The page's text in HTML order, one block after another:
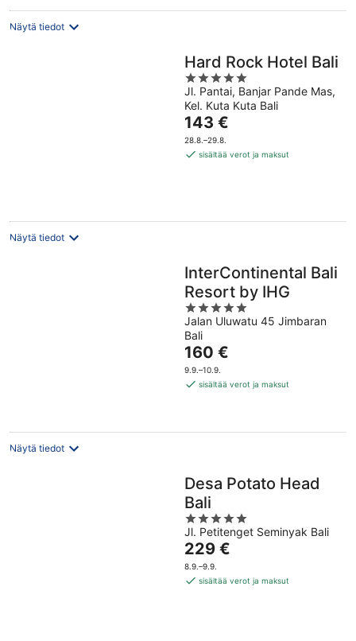
Näytä tiedot
Hard Rock Hotel Bali
5
out
of
5
Jl. Pantai, Banjar Pande Mas,
Kel. Kuta Kuta Bali
Hinta
on
143 €
143 €
28.8.–29.8.
sisältää verot ja maksut
Näytä tiedot
InterContinental Bali
Resort by IHG
5
out
of
5
Jalan Uluwatu 45 Jimbaran
Bali
Hinta
on
160 €
160 €
9.9.–10.9.
sisältää verot ja maksut
Näytä tiedot
Desa Potato Head
Bali
5
out
of
5
Jl. Petitenget Seminyak Bali
Hinta
on
229 €
229 €
8.9.–9.9.
sisältää verot ja maksut